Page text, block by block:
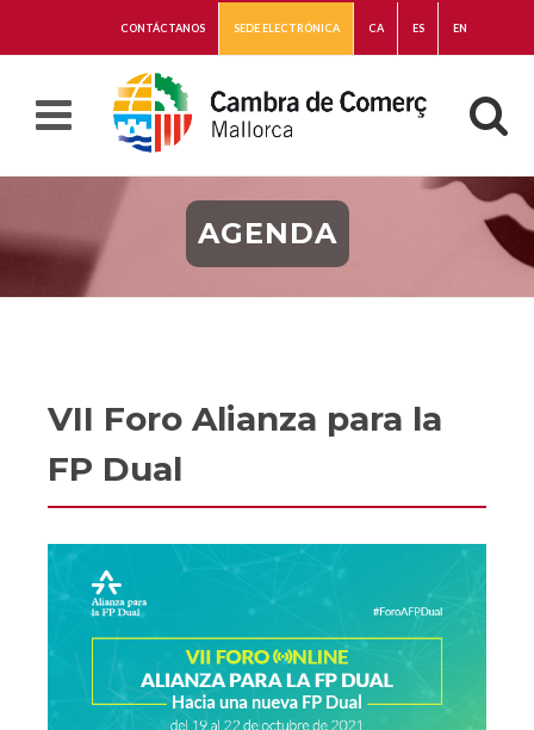
CONTÁCTANOS SEDE ELECTRÓNICA CA ES EN
AGENDA
VII Foro Alianza para la
FP Dual